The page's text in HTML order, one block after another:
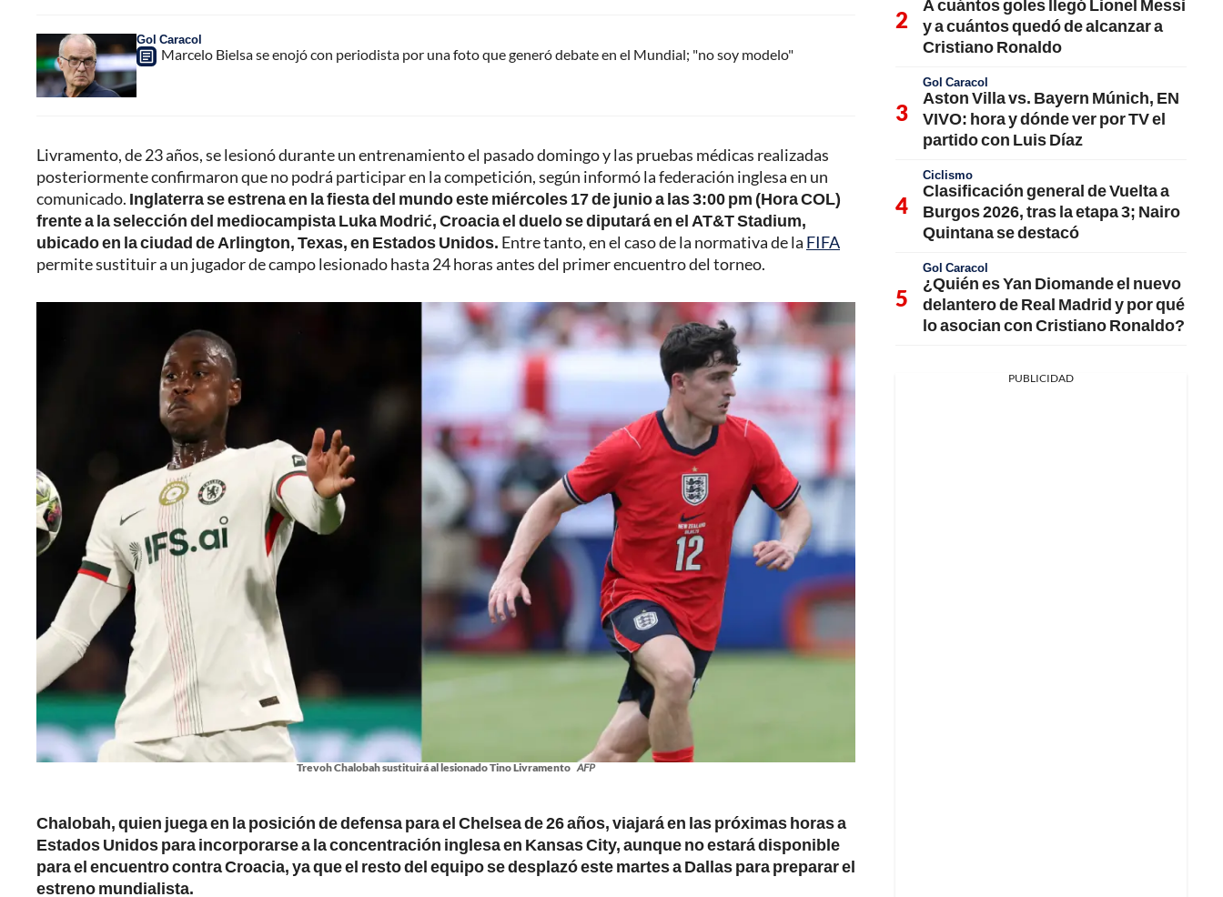
Gol Caracol
Marcelo Bielsa se enojó con periodista por una foto que generó debate en el Mundial; "no soy modelo"
Livramento, de 23 años, se lesionó durante un entrenamiento el pasado domingo y las pruebas médicas realizadas
posteriormente confirmaron que no podrá participar en la competición, según informó la federación inglesa en un
comunicado. Inglaterra se estrena en la fiesta del mundo este miércoles 17 de junio a las 3:00 pm (Hora COL)
frente a la selección del mediocampista Luka Modrić, Croacia el duelo se diputará en el AT&T Stadium,
ubicado en la ciudad de Arlington, Texas, en Estados Unidos. Entre tanto, en el caso de la normativa de la FIFA
permite sustituir a un jugador de campo lesionado hasta 24 horas antes del primer encuentro del torneo.
Trevoh Chalobah sustituirá al lesionado Tino Livramento AFP
Chalobah, quien juega en la posición de defensa para el Chelsea de 26 años, viajará en las próximas horas a
Estados Unidos para incorporarse a la concentración inglesa en Kansas City, aunque no estará disponible
para el encuentro contra Croacia, ya que el resto del equipo se desplazó este martes a Dallas para preparar el
estreno mundialista.
A cuántos goles llegó Lionel Messi
y a cuántos quedó de alcanzar a
Cristiano Ronaldo
Gol Caracol
Aston Villa vs. Bayern Múnich, EN
VIVO: hora y dónde ver por TV el
partido con Luis Díaz
Ciclismo
Clasificación general de Vuelta a
Burgos 2026, tras la etapa 3; Nairo
Quintana se destacó
Gol Caracol
¿Quién es Yan Diomande el nuevo
delantero de Real Madrid y por qué
lo asocian con Cristiano Ronaldo?
PUBLICIDAD